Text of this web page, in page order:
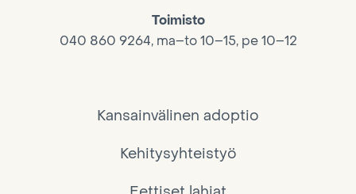
Toimisto
040 860 9264, ma–to 10–15, pe 10–12
Kansainvälinen adoptio
Kehitysyhteistyö